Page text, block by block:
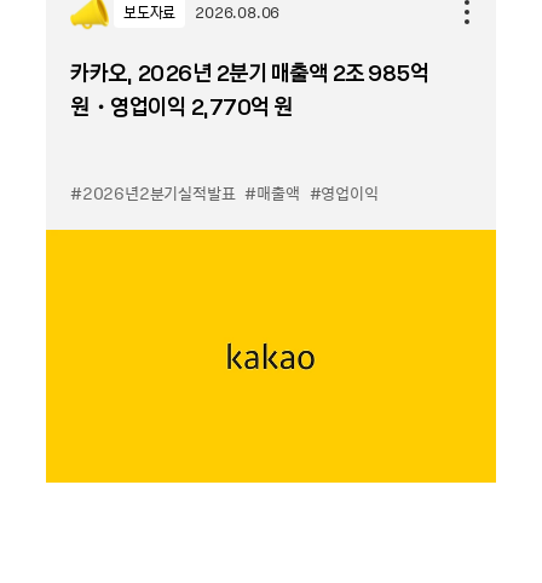
보도자료 2026.08.06
카카오, 2026년 2분기 매출액 2조 985억
원・영업이익 2,770억 원
#2026년2분기실적발표 #매출액 #영업이익